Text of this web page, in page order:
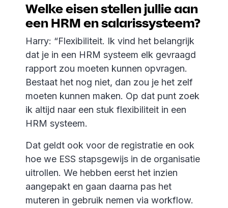
Welke eisen stellen jullie aan
een HRM en salarissysteem?
Harry: “Flexibiliteit. Ik vind het belangrijk
dat je in een HRM systeem elk gevraagd
rapport zou moeten kunnen opvragen.
Bestaat het nog niet, dan zou je het zelf
moeten kunnen maken. Op dat punt zoek
ik altijd naar een stuk flexibiliteit in een
HRM systeem.
Dat geldt ook voor de registratie en ook
hoe we ESS stapsgewijs in de organisatie
uitrollen. We hebben eerst het inzien
aangepakt en gaan daarna pas het
muteren in gebruik nemen via workflow.